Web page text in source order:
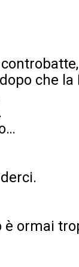
che
è ormai